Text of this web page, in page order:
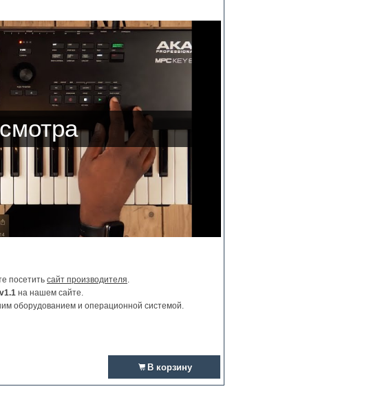
посетить сайт производителя.
на нашем сайте.
оборудованием и операционной системой.
В корзину